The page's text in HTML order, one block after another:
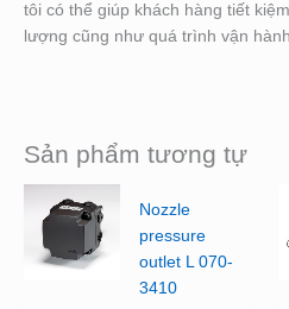
tôi có thể giúp khách hàng tiết
lượng cũng như quá trình vận
Sản phẩm tương tự
Nozzle
pressure
outlet L 070-
3410